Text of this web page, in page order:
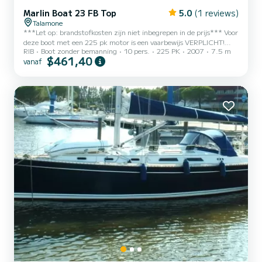
Marlin Boat 23 FB Top 5.0 (1 reviews)
Talamone
***Let op: brandstofkosten zijn niet inbegrepen in de prijs*** Voor
deze boot met een 225 pk motor is een vaarbewijs VERPLICHT!
***Huisdieren zijn niet toegestaan aan boord*** Verhuur van een
ruime en comfortabele boot van 7,5 m met een 225 pk HONDA
voorzijde, zonnescherm, douche, elektrische ankerlier. Met deze
boot kunt u de pracht van de kust van de Golf van Talamon...
RIB Boot zonder bemanning 10 pers. 225 PK 2007 7.5 m
vanaf $461,40